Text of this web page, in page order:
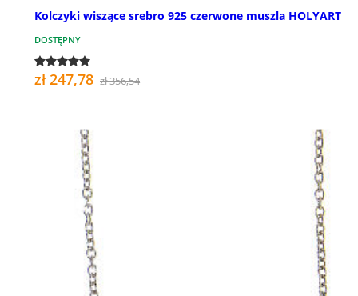
Kolczyki wiszące srebro 925 czerwone muszla HOLYART
DOSTĘPNY
zł 247,78 zł 356,54